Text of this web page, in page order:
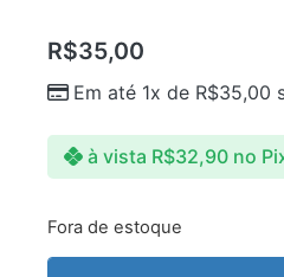
R$35,00
Em até 1x de R$35,00
à vista R$32,90 no
Fora de estoque